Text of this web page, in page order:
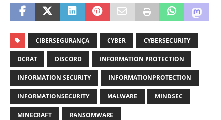
CIBERSEGURANÇA CYBER CYBERSECURITY
DCRAT DISCORD INFORMATION PROTECTION
INFORMATION SECURITY INFORMATIONPROTECTION
INFORMATIONSECURITY MALWARE MINDSEC
MINECRAFT RANSOMWARE